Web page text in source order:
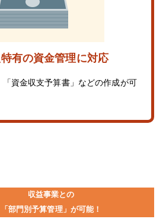
有の資金管理に対応
「資金収支予算書」などの作成が可
収益事業との
「部門別予算管理」が可能！